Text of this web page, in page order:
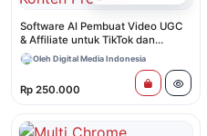
Software AI Pembuat Video UGC
& Affiliate untuk TikTok dan
Shopee – Otomatisasi Konten
Promosi
Oleh Digital Media Indonesia
Rp 250.000